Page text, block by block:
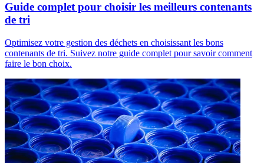
Guide complet pour choisir les meilleurs contenants
de tri
Optimisez votre gestion des déchets en choisissant les bons
contenants de tri. Suivez notre guide complet pour savoir comment
faire le bon choix.